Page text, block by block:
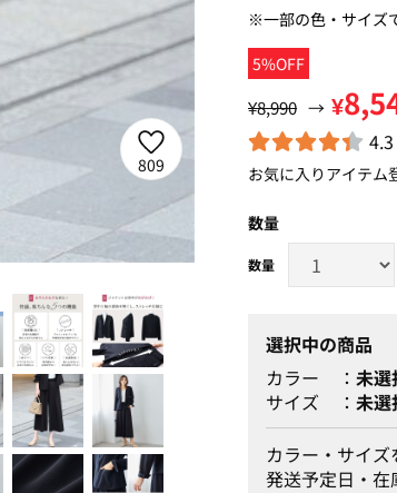
809
5%OFF
※一部の色・サイズ
¥8,990 → ¥
4.3
お気に入りアイテム
数量
選択中の商品
カラー
未選
サイズ
未選
カラー・サイズ
発送予定日・